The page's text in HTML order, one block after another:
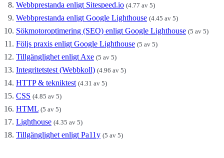
Webbprestanda enligt Sitespeed.io (4.77 av 5)
Webbprestanda enligt Google Lighthouse (4.45 av 5)
Sökmotoroptimering (SEO) enligt Google Lighthouse (5 av 5)
Följs praxis enligt Google Lighthouse (5 av 5)
Tillgänglighet enligt Axe (5 av 5)
Integritetstest (Webbkoll) (4.96 av 5)
HTTP & tekniktest (4.31 av 5)
CSS (4.85 av 5)
HTML (5 av 5)
Lighthouse (4.35 av 5)
Tillgänglighet enligt Pa11y (5 av 5)